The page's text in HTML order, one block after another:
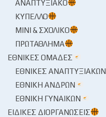
ΑΝΑΠΤΥΞΙΑΚΌ
ΚΎΠΕΛΛΟ
ΜΊΝΙ & ΣΧΟΛΙΚΌ
ΠΡΩΤΆΘΛΗΜΑ
ΕΘΝΙΚΈΣ ΟΜΆΔΕΣ
ΕΘΝΙΚΈΣ ΑΝΑΠΤΥΞΙΑΚΏΝ
ΕΘΝΙΚΉ ΑΝΔΡΏΝ
ΕΘΝΙΚΉ ΓΥΝΑΙΚΏΝ
ΕΙΔΙΚΈΣ ΔΙΟΡΓΑΝΏΣΕΙΣ